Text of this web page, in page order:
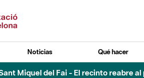
Noticias Qué hacer
Miquel del Fai - El recinto reabre